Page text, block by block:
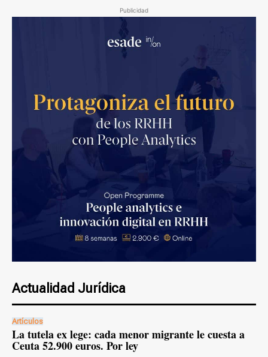
Publicidad
Actualidad Jurídica
Artículos
La tutela ex lege: cada menor migrante le cuesta a
Ceuta 52.900 euros. Por ley